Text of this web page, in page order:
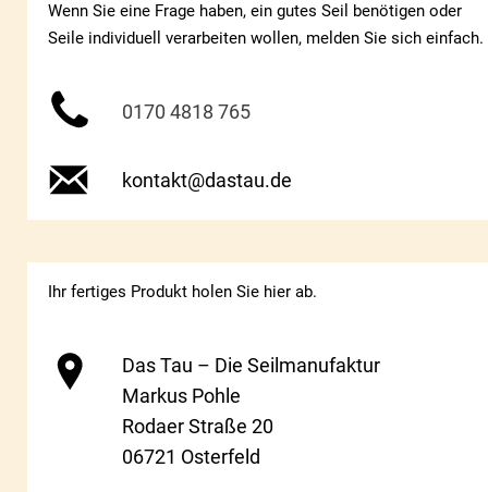
Wenn Sie eine Frage haben, ein gutes Seil benötigen oder
Seile individuell verarbeiten wollen, melden Sie sich einfach.
0170 4818 765
kontakt@dastau.de
Ihr fertiges Produkt holen Sie hier ab.
Das Tau – Die Seilmanufaktur
Markus Pohle
Rodaer Straße 20
06721 Osterfeld